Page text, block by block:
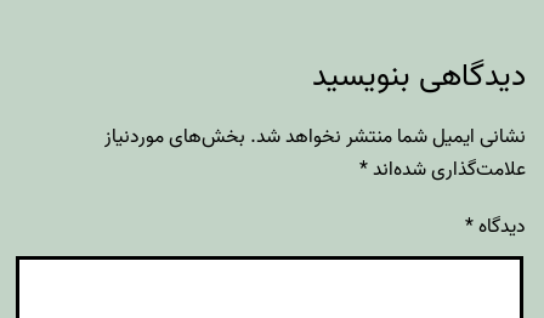
دیدگاهی بنویسید
نشانی ایمیل شما منتشر نخواهد شد. بخش‌های موردنیاز
علامت‌گذاری شده‌اند*
دیدگاه*